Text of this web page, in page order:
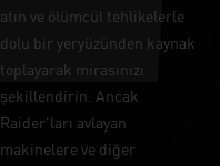
atın ve ölümcül tehlikelerle
dolu bir yeryüzünden kaynak
toplayarak mirasınızı
şekillendirin. Ancak
Raider'ları avlayan
makinelere ve diğer